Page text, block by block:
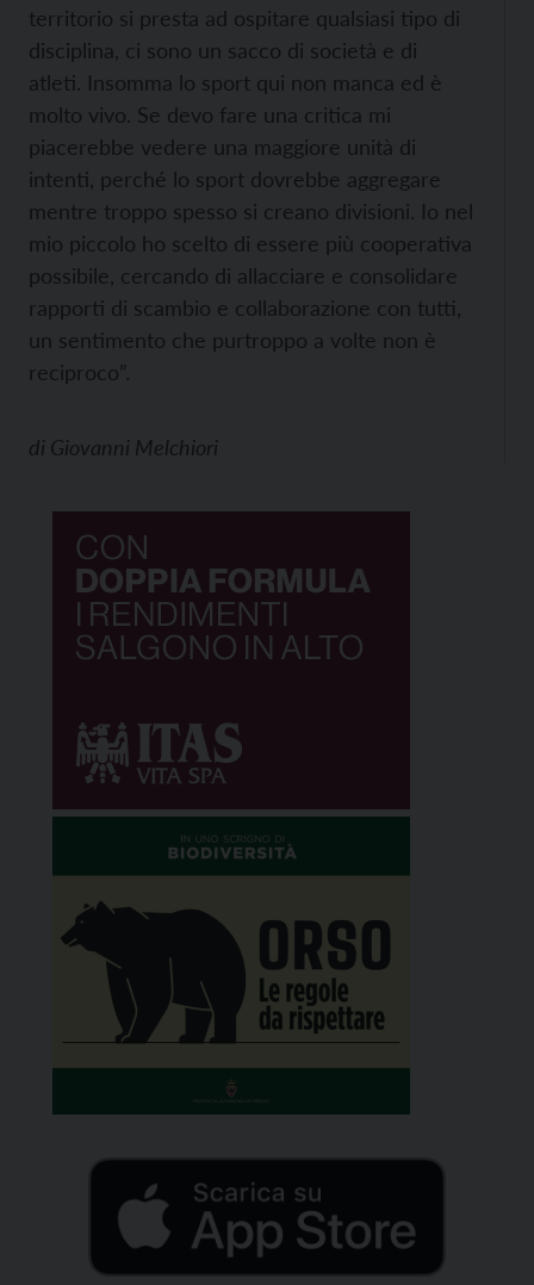
territorio si presta ad ospitare qualsiasi tipo di
disciplina, ci sono un sacco di società e di
atleti. Insomma lo sport qui non manca ed è
molto vivo. Se devo fare una critica mi
piacerebbe vedere una maggiore unità di
intenti, perché lo sport dovrebbe aggregare
mentre troppo spesso si creano divisioni. Io nel
mio piccolo ho scelto di essere più cooperativa
possibile, cercando di allacciare e consolidare
rapporti di scambio e collaborazione con tutti,
un sentimento che purtroppo a volte non è
reciproco”.
di Giovanni Melchiori